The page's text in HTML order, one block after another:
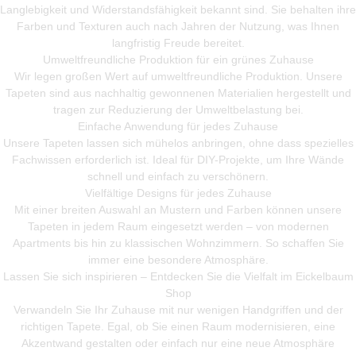
Langlebigkeit und Widerstandsfähigkeit bekannt sind. Sie behalten ihre
Farben und Texturen auch nach Jahren der Nutzung, was Ihnen
langfristig Freude bereitet.
Umweltfreundliche Produktion für ein grünes Zuhause
Wir legen großen Wert auf umweltfreundliche Produktion. Unsere
Tapeten sind aus nachhaltig gewonnenen Materialien hergestellt und
tragen zur Reduzierung der Umweltbelastung bei.
Einfache Anwendung für jedes Zuhause
Unsere Tapeten lassen sich mühelos anbringen, ohne dass spezielles
Fachwissen erforderlich ist. Ideal für DIY-Projekte, um Ihre Wände
schnell und einfach zu verschönern.
Vielfältige Designs für jedes Zuhause
Mit einer breiten Auswahl an Mustern und Farben können unsere
Tapeten in jedem Raum eingesetzt werden – von modernen
Apartments bis hin zu klassischen Wohnzimmern. So schaffen Sie
immer eine besondere Atmosphäre.
Lassen Sie sich inspirieren – Entdecken Sie die Vielfalt im Eickelbaum
Shop
Verwandeln Sie Ihr Zuhause mit nur wenigen Handgriffen und der
richtigen Tapete. Egal, ob Sie einen Raum modernisieren, eine
Akzentwand gestalten oder einfach nur eine neue Atmosphäre